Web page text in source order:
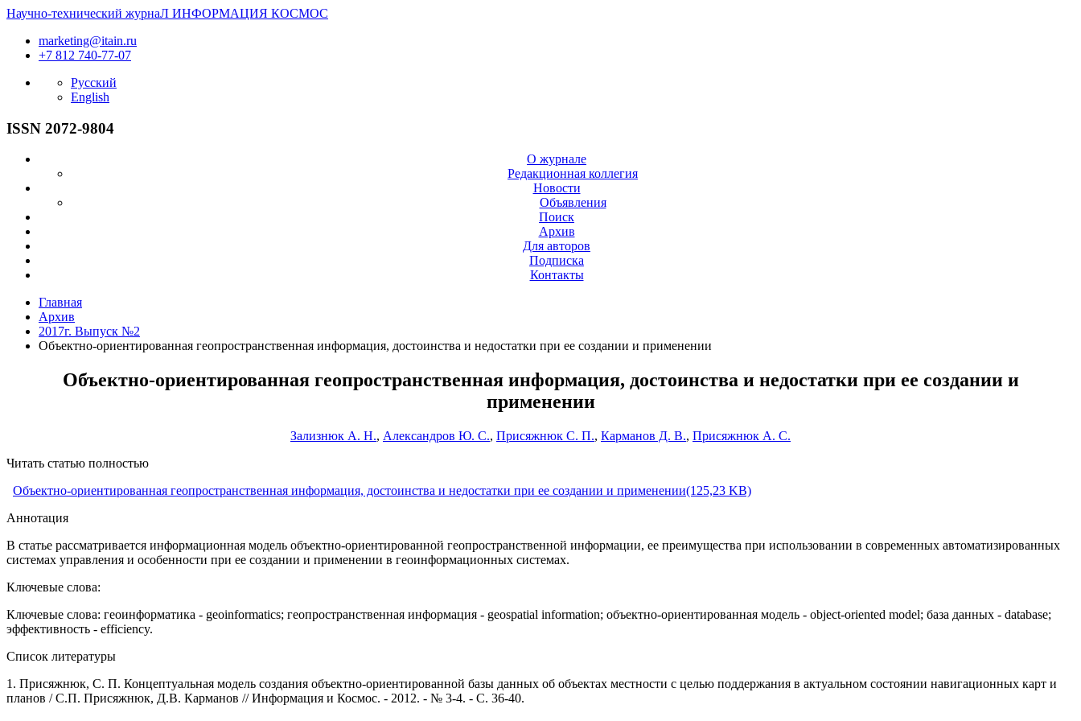
Научно-технический журнаЛ ИНФОРМАЦИЯ КОСМОС
marketing@itain.ru
+7 812 740-77-07
Русский
English
ISSN 2072-9804
О журнале
Редакционная коллегия
Новости
Объявления
Поиск
Архив
Для авторов
Подписка
Контакты
Главная
Архив
2017г. Выпуск №2
Объектно-ориентированная геопространственная информация, достоинства и недостатки при ее создании и применении
Объектно-ориентированная геопространственная информация, достоинства и недостатки при ее создании и
применении
Зализнюк А. Н., Александров Ю. С., Присяжнюк С. П., Карманов Д. В., Присяжнюк А. С.
Читать статью полностью
Объектно-ориентированная геопространственная информация, достоинства и недостатки при ее создании и применении(125,23 KB)
Аннотация
В статье рассматривается информационная модель объектно-ориентированной геопространственной информации, ее преимущества при использовании в современных автоматизированных
системах управления и особенности при ее создании и применении в геоинформационных системах.
Ключевые слова:
Ключевые слова: геоинформатика - geoinformatics; геопространственная информация - geospatial information; объектно-ориентированная модель - object-oriented model; база данных - database;
эффективность - efficiency.
Список литературы
1. Присяжнюк, С. П. Концептуальная модель создания объектно-ориентированной базы данных об объектах местности с целью поддержания в актуальном состоянии навигационных карт и
планов / С.П. Присяжнюк, Д.В. Карманов // Информация и Космос. - 2012. - № 3-4. - С. 36-40.